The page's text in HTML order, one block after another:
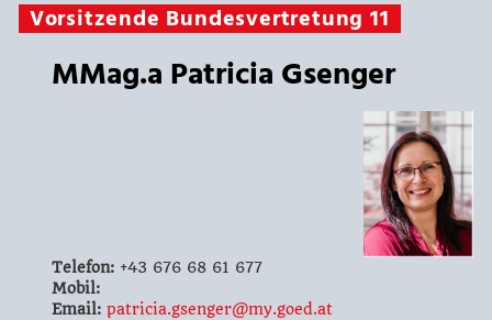
Vorsitzende Bundesvertretung 11
MMag.a Patricia Gsenger
Telefon:+43 676 68 61 677
Mobil:
Email: patricia.gsenger@my.goed.at